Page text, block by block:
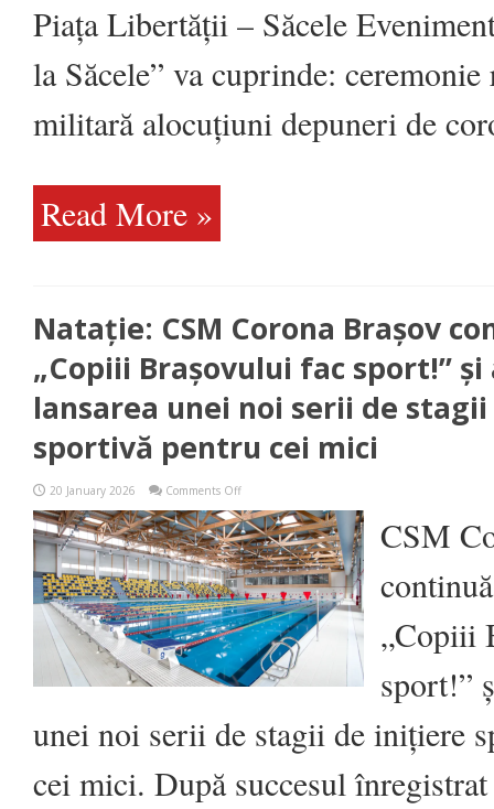
Piața Libertății – Săcele
la Săcele” va cuprinde:
militară alocuțiuni depuneri de
Read More »
Natație: CSM Corona Brașov
„Copiii Brașovului fac sport!”
lansarea unei noi serii de
sportivă pentru cei mici
20 January 2026 Comments Offon
CSM
Corona
Brașov
continuă
proiectul
„Copiii
Brașovului
fac
sport!”
și
anunță
lansarea
serii
de
inițiere
CSM
„Copiii
sport!”
unei noi serii de stagii de inițiere
cei mici. După succesul